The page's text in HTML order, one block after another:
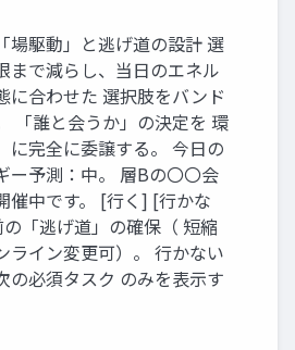
場駆動」と逃げ道の設計 選
まで減らし、当日のエネル
に合わせた 選択肢をバンド
「誰と会うか」の決定を 環
に完全に委譲する。 今日の
ー予測：中。 層Bの〇〇会
催中です。 [行く] [行かな
「逃げ道」の確保（ 短縮
ライン変更可）。 行かない
の必須タスク のみを表示す